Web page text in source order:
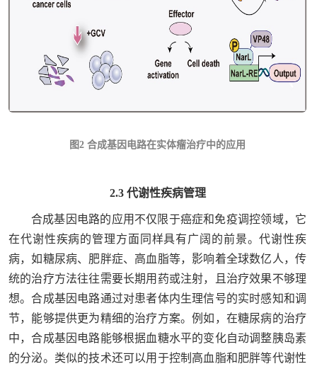
图2 合成基因电路在实体瘤治疗中的应用
2.3 代谢性疾病管理
合成基因电路的应用不仅限于癌症和免疫调控领域，它
在代谢性疾病的管理方面同样具有广阔的前景。代谢性疾
病，如糖尿病、肥胖症、高血脂等，影响着全球数亿人，传
统的治疗方法往往需要长期用药或注射，且治疗效果不够理
想。合成基因电路通过对患者体内生理信号的实时感知和调
节，能够提供更为精细的治疗方案。例如，在糖尿病的治疗
中，合成基因电路能够根据血糖水平的变化自动调整胰岛素
的分泌。类似的技术还可以用于控制高血脂和肥胖等代谢性